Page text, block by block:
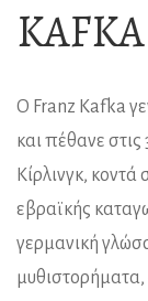
Ο Franz Kafka
και πέθανε στις
Κίρλινγκ,
εβραϊκής
γερμανική